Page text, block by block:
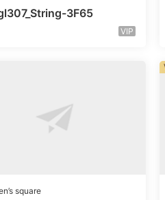
3F65
VIP
square